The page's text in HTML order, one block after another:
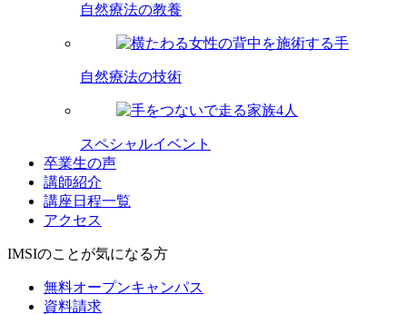
自然療法の教養
自然療法の技術
スペシャルイベント
卒業生の声
講師紹介
講座日程一覧
アクセス
IMSIのことが気になる方
無料オープンキャンパス
資料請求